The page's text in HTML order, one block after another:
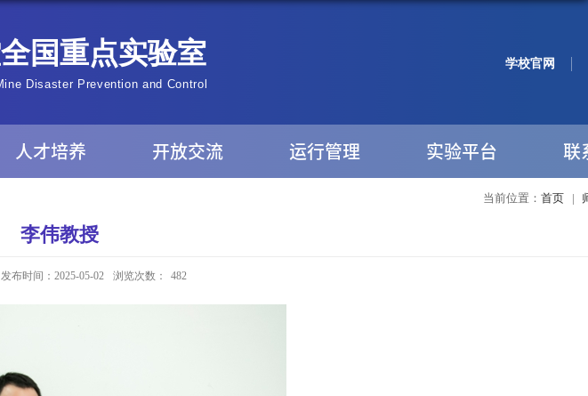
学校官网
人才培养 开放交流 运行管理 实验平台 联
当前位置： 首页 |
李伟教授
发布时间：2025-05-02 浏览次数： 482